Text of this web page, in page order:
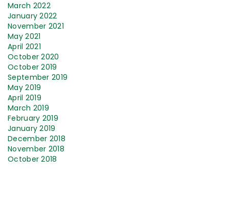
March 2022
January 2022
November 2021
May 2021
April 2021
October 2020
October 2019
September 2019
May 2019
April 2019
March 2019
February 2019
January 2019
December 2018
November 2018
October 2018